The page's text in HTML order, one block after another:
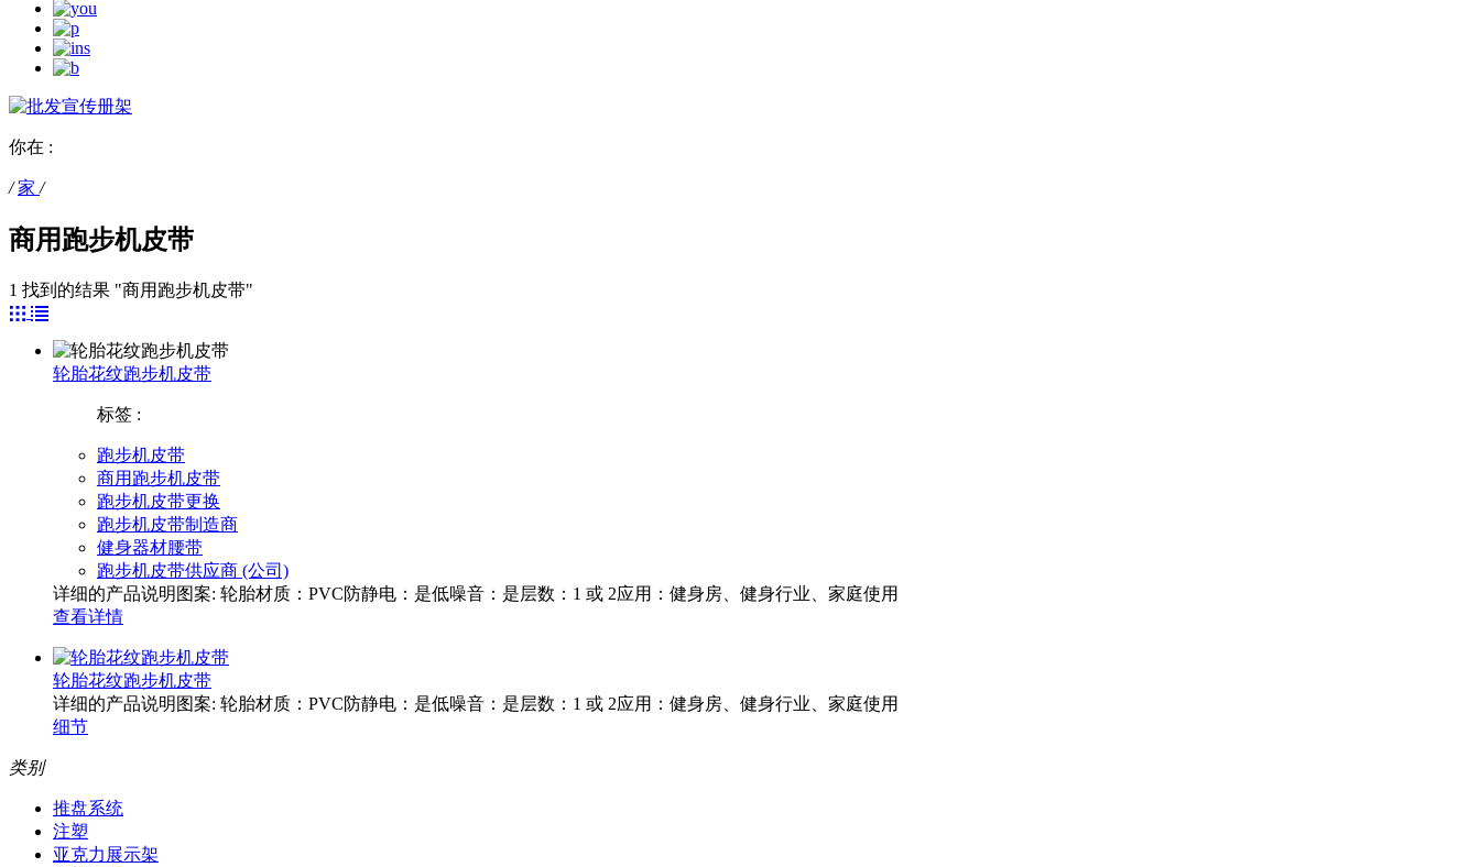
你在 :
/ 家 /
商用跑步机皮带
1 找到的结果 "商用跑步机皮带"
轮胎花纹跑步机皮带
标签 :
跑步机皮带
商用跑步机皮带
跑步机皮带更换
跑步机皮带制造商
健身器材腰带
跑步机皮带供应商 (公司)
详细的产品说明图案: 轮胎材质：PVC防静电：是低噪音：是层数：1 或 2应用：健身房、健身行业、家庭使用
查看详情
轮胎花纹跑步机皮带
详细的产品说明图案: 轮胎材质：PVC防静电：是低噪音：是层数：1 或 2应用：健身房、健身行业、家庭使用
细节
类别
推盘系统
注塑
亚克力展示架